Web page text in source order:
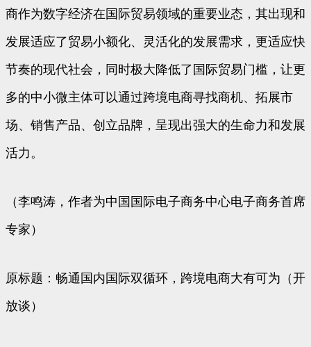
商作为数字经济在国际贸易领域的重要业态，其出现和
发展适应了贸易小额化、灵活化的发展需求，更适应快
节奏的现代社会，同时极大降低了国际贸易门槛，让更
多的中小微主体可以通过跨境电商寻找商机、拓展市
场、销售产品、创立品牌，呈现出强大的生命力和发展
活力。
（李鸣涛，作者为中国国际电子商务中心电子商务首席
专家）
原标题：畅通国内国际双循环，跨境电商大有可为（开
放谈）